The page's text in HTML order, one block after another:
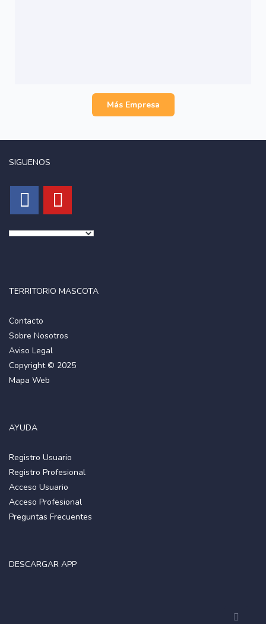
Más Empresa
SIGUENOS
TERRITORIO MASCOTA
Contacto
Sobre Nosotros
Aviso Legal
Copyright © 2025
Mapa Web
AYUDA
Registro Usuario
Registro Profesional
Acceso Usuario
Acceso Profesional
Preguntas Frecuentes
DESCARGAR APP